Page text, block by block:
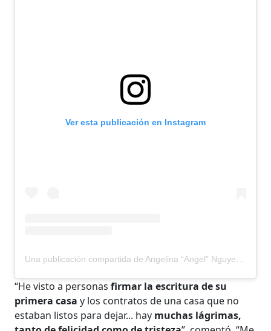
Ver esta publicación en Instagram
“He visto a personas firmar la escritura de su
primera casay los contratos de una casa que no
estaban listos para dejar... hay muchas lágrimas,